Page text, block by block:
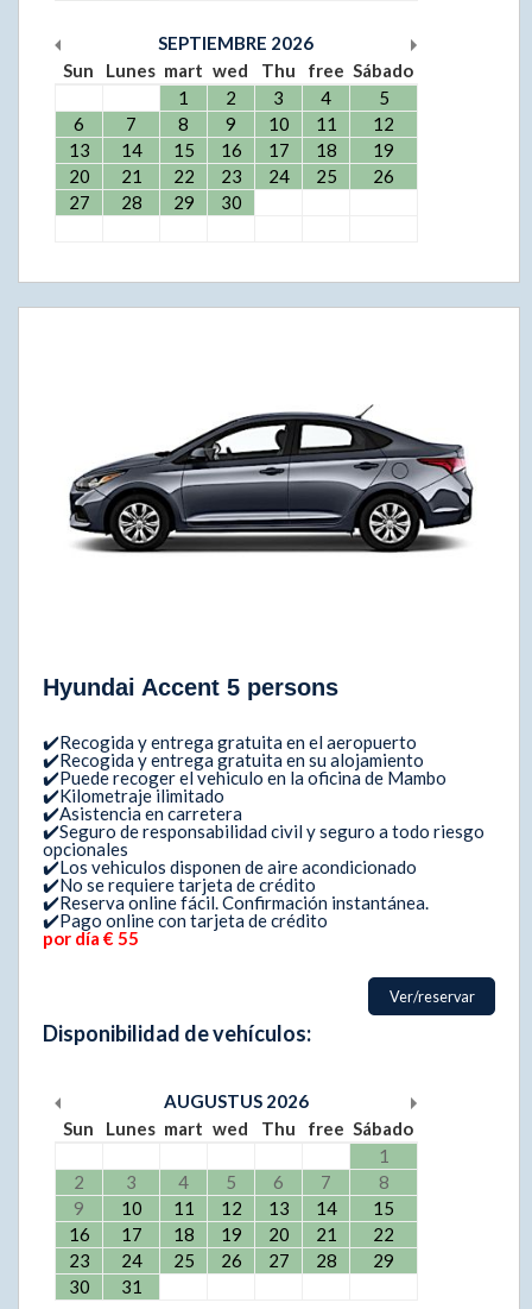
SEPTIEMBRE 2026
Sun
Lunes mart wed Thu free Sábado
1
2 3 4
5
6
7 8 9 10 11
12
13
14 15 16 17 18
19
20
21 22 23 24 25
26
27
28 29 30
Hyundai Accent 5 persons
✔️Recogida y entrega gratuita en el aeropuerto
✔️Recogida y entrega gratuita en su alojamiento
✔️Puede recoger el vehiculo en la oficina de Mambo
✔️Kilometraje ilimitado
✔️Asistencia en carretera
✔️Seguro de responsabilidad civil y seguro a todo riesgo
opcionales
✔️Los vehiculos disponen de aire acondicionado
✔️No se requiere tarjeta de crédito
✔️Reserva online fácil. Confirmación instantánea.
✔️Pago online con tarjeta de crédito
por día € 55
Ver/reservar
Disponibilidad de vehículos:
AUGUSTUS 2026
Sun
Lunes mart wed Thu free Sábado
1
2
3 4 5 6 7
8
9
10 11 12 13 14
15
16
17 18 19 20 21
22
23
24 25 26 27 28
29
30
31